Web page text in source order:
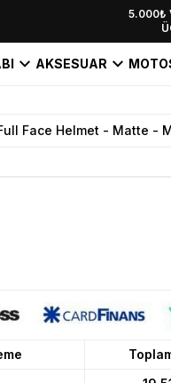
5.000₺
YENİ
AKSESUAR
Face Helmet - Matte -